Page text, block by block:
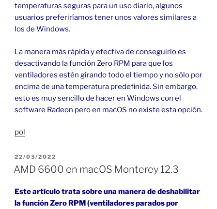
temperaturas seguras para un uso diario, algunos
usuarios preferiríamos tener unos valores similares a
los de Windows.
La manera más rápida y efectiva de conseguirlo es
desactivando la función Zero RPM para que los
ventiladores estén girando todo el tiempo y no sólo por
encima de una temperatura predefinida. Sin embargo,
esto es muy sencillo de hacer en Windows con el
software Radeon pero en macOS no existe esta opción.
pol
PUBLICADO
EL
22/03/2022
AMD 6600 en macOS Monterey 12.3
Este artículo trata sobre una manera de deshabilitar
la función Zero RPM (ventiladores parados por